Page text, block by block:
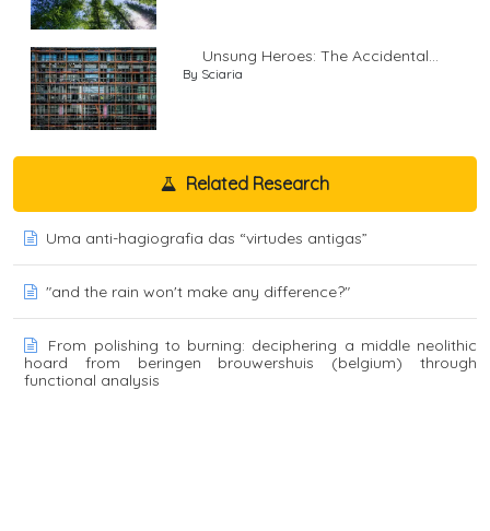
Unsung Heroes: The Accidental...
By Sciaria
Related Research
Uma anti-hagiografia das “virtudes antigas”
"and the rain won't make any difference?"
From polishing to burning: deciphering a middle neolithic
hoard from beringen brouwershuis (belgium) through
functional analysis